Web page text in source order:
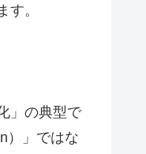
。
」の典型で
）」ではな